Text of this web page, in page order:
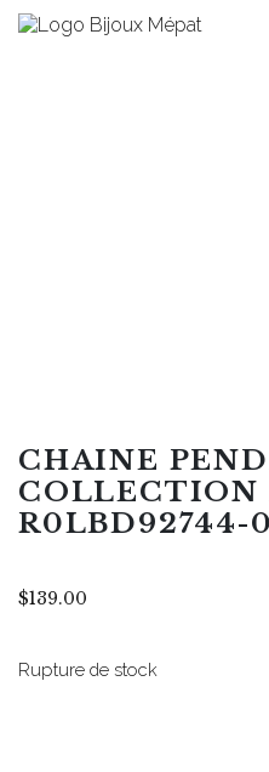
CHAINE
COLLECTION
R0LBD92744-
$139.00
Rupture de stock